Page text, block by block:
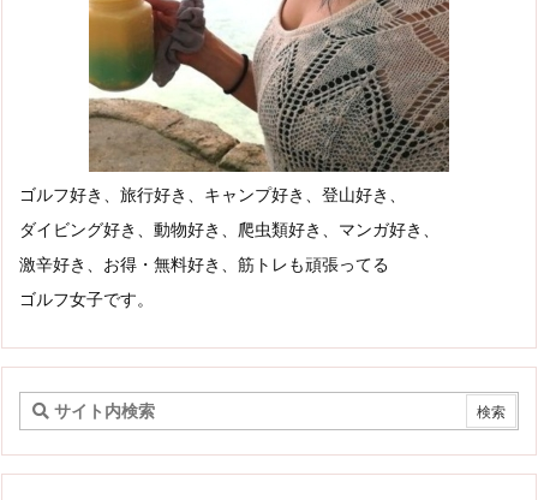
ゴルフ好き、旅行好き、キャンプ好き、登山好き、
ダイビング好き、動物好き、爬虫類好き、マンガ好き、
激辛好き、お得・無料好き、筋トレも頑張ってる
ゴルフ女子です。